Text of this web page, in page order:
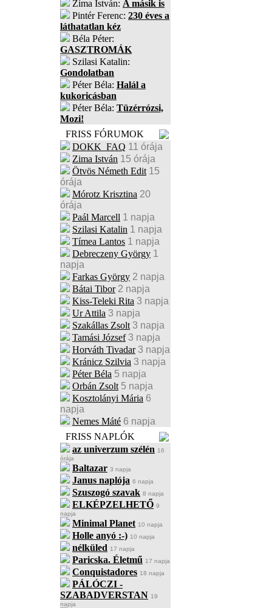
Zima István: A másik is
Pintér Ferenc: 230 éves a
láthatatlan kéz
Béla Péter:
GASZTROMÁK
Szilasi Katalin:
Gondolatban
Péter Béla: Halál a
kukoricásban
Péter Béla: Tüzérrózsi,
Mozi!
FRISS FÓRUMOK
DOKK_FAQ 11 órája
Zima István 15 órája
Ötvös Németh Edit 15
órája
Mórotz Krisztina 20
órája
Paál Marcell 1 napja
Szilasi Katalin 1 napja
Tímea Lantos 1 napja
Debreczeny György 1
napja
Farkas György 2 napja
Bátai Tibor 2 napja
Kiss-Teleki Rita 3 napja
Ur Attila 3 napja
Szakállas Zsolt 3 napja
Tamási József 3 napja
Horváth Tivadar 3 napja
Kránicz Szilvia 3 napja
Péter Béla 5 napja
Orbán Zsolt 5 napja
Kosztolányi Mária 6
napja
Nemes Máté 6 napja
FRISS NAPLÓK
az univerzum szélén 16
órája
Baltazar 3 napja
Janus naplója 6 napja
Szuszogó szavak 8 napja
ELKÉPZELHETŐ 9
napja
Minimal Planet 10 napja
Holle anyó :-) 10 napja
nélküled 17 napja
Paricska. Életmű 17 napja
Conquistadores 18 napja
PÁLÓCZI -
SZABADVERSTAN 19
napja